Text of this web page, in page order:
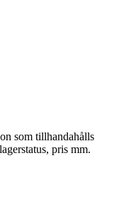
som tillhandahålls
pris mm.